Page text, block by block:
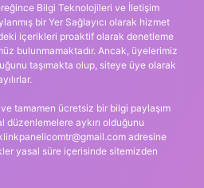
Bilgi Teknolojileri ve İletişim
bir Yer Sağlayıcı olarak hizmet
içerikleri proaktif olarak denetleme
bulunmamaktadır. Ancak, üyelerimiz
taşımakta olup, siteye üye olarak
tamamen ücretsiz bir bilgi paylaşım
aykırı olduğunu
adresine
yasal süre içerisinde sitemizden